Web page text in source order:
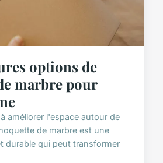
options de
marbre pour
améliorer l'espace autour de
de marbre est une
durable qui peut transformer